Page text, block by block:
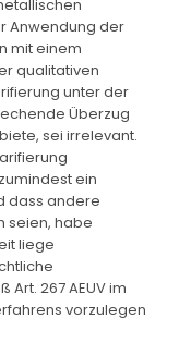
Anwendung der
mit einem
qualitativen
unter der
Überzug
sei irrelevant.
ein
dass andere
seien, habe
liege
267 AEUV im
vorzulegen